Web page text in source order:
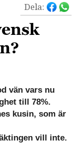
Dela:
vän vars nu
till 78%.
kusin, som är
vill inte.